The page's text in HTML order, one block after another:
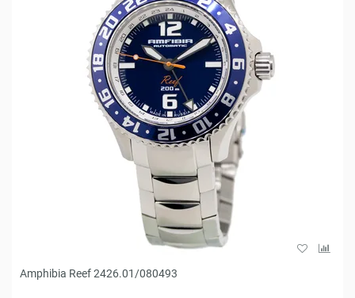
Amphibia Reef 2426.01/080493